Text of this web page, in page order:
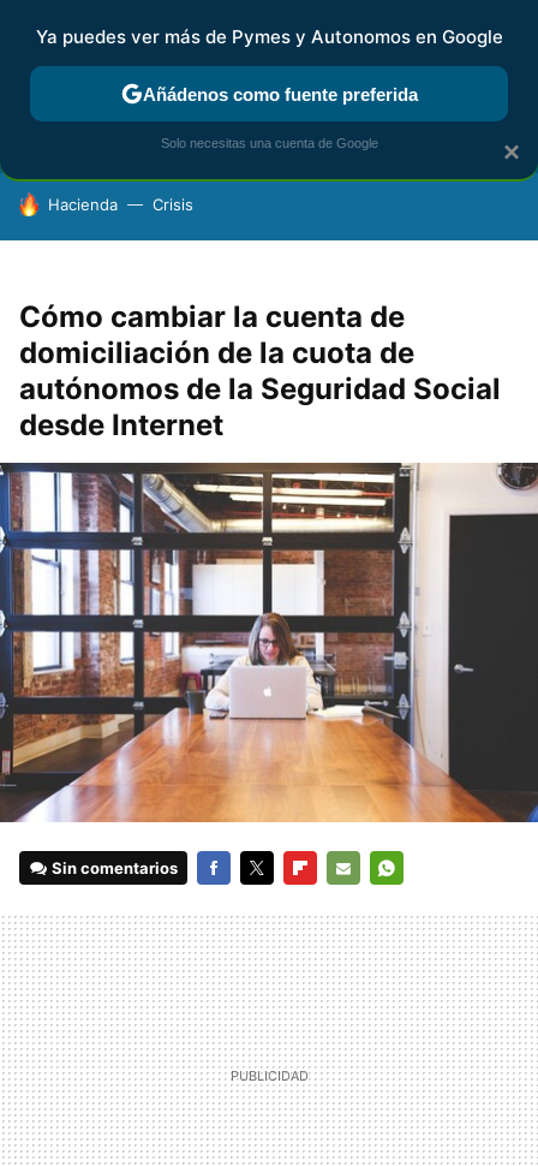
FISCALIDAD Y CONTABILIDAD KIT DIGITAL RENTA
HOY SE HABLA DE
Hacienda Crisis
Cómo cambiar la cuenta de
domiciliación de la cuota de
autónomos de la Seguridad Social
desde Internet
Sin comentarios
MAIL
×
Ya puedes ver más de Pymes y Autonomos en Google
Añádenos como fuente preferida
Solo necesitas una cuenta de Google